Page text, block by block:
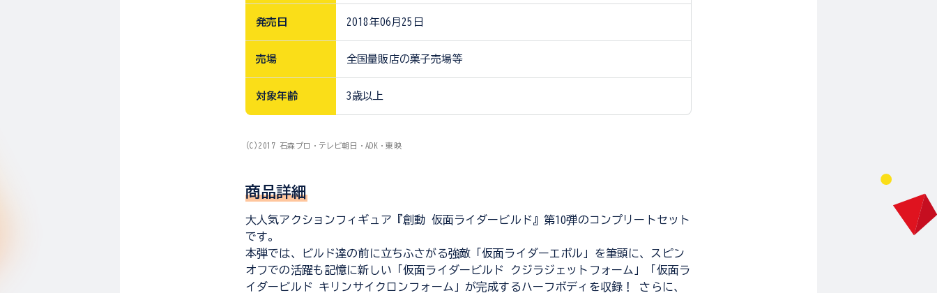
発売日 2018年06月25日
売場 全国量販店の菓子売場等
対象年齢 3歳以上
(C)2017 石森プロ・テレビ朝日・ADK・東映
商品詳細
大人気アクションフィギュア『創動 仮面ライダービルド』第10弾のコンプリートセット
です。
本弾では、ビルド達の前に立ちふさがる強敵「仮面ライダーエボル」を筆頭に、スピン
オフでの活躍も記憶に新しい「仮面ライダービルド クジラジェットフォーム」「仮面ラ
イダービルド キリンサイクロンフォーム」が完成するハーフボディを収録！ さらに、